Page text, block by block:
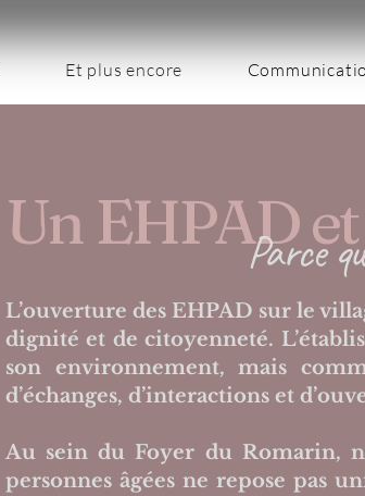
Et plus encore
Un EHPAD
Parce
L’ouverture des EHPAD sur le
dignité et de citoyenneté.
son environnement, mais
d’échanges, d’interactions et
Au sein du Foyer du Romarin,
personnes âgées ne repose pas